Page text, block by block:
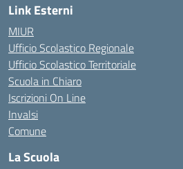
Link Esterni
MIUR
Ufficio Scolastico Regionale
Ufficio Scolastico Territoriale
Scuola in Chiaro
Iscrizioni On Line
Invalsi
Comune
La Scuola